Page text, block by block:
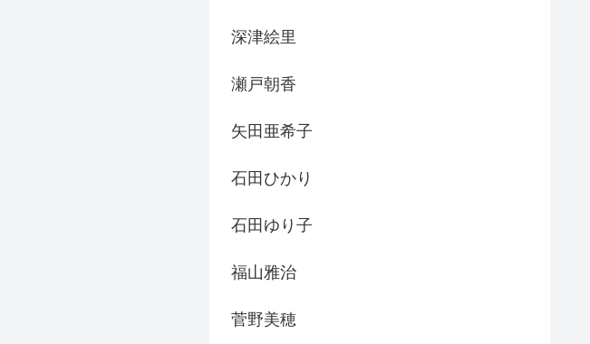
深津絵里
瀬戸朝香
矢田亜希子
石田ひかり
石田ゆり子
福山雅治
菅野美穂